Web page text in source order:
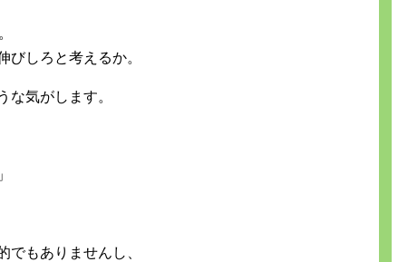
びしろと考えるか。
な気がします。
でもありませんし、